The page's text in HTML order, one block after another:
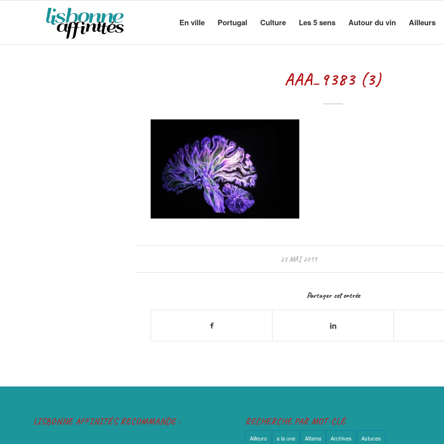
En ville Portugal Culture Les 5 sens Autour du vin Ailleurs
AAA_9383 (3)
23 MAI 2019
Partager cet entrée
LISBONNE AFFINITÉS RECOMMANDE : RECHERCHE PAR MOT-CLÉ
Ailleurs a la une Alfama Archives Astuces